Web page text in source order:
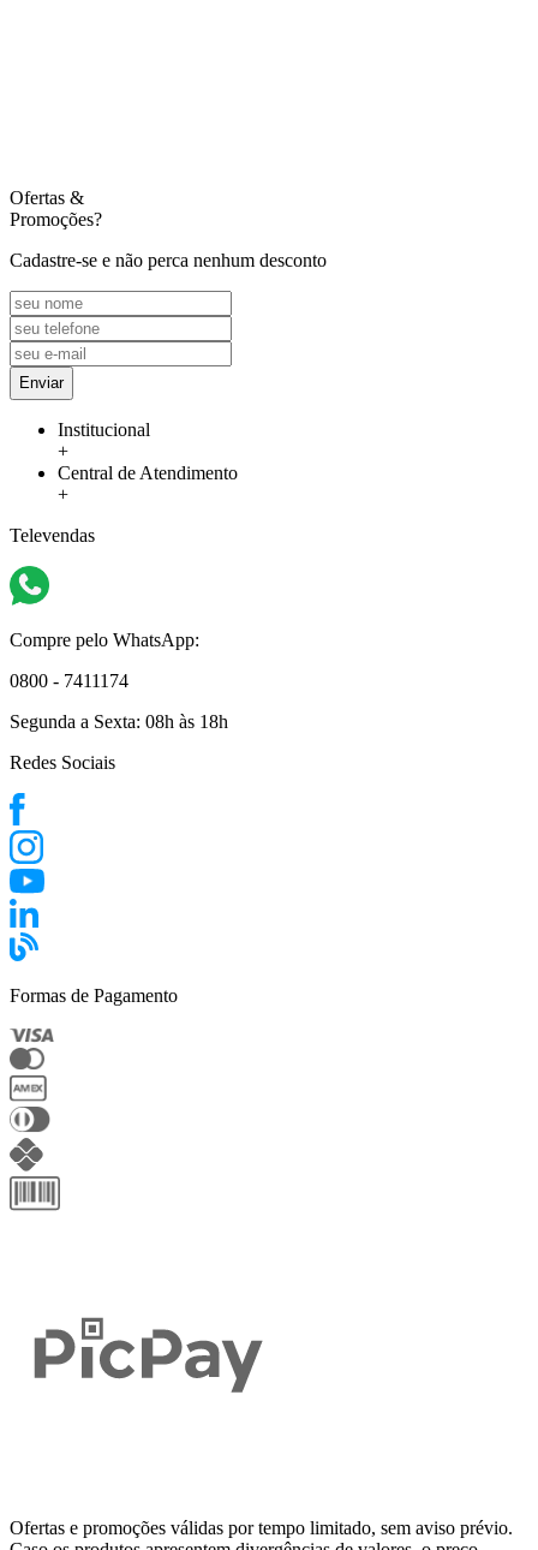
Ofertas &
Promoções?
Cadastre-se e não perca nenhum desconto
Enviar
Institucional
+
Central de Atendimento
+
Televendas
Compre pelo WhatsApp:
0800 - 7411174
Segunda a Sexta: 08h às 18h
Redes Sociais
Formas de Pagamento
Ofertas e promoções válidas por tempo limitado, sem aviso prévio.